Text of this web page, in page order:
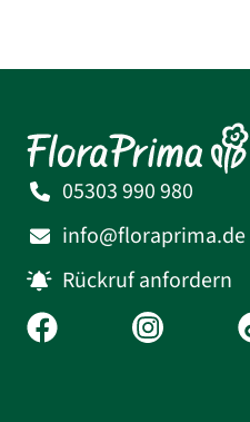
05303 990 980
info@floraprima.de
Rückruf anfordern